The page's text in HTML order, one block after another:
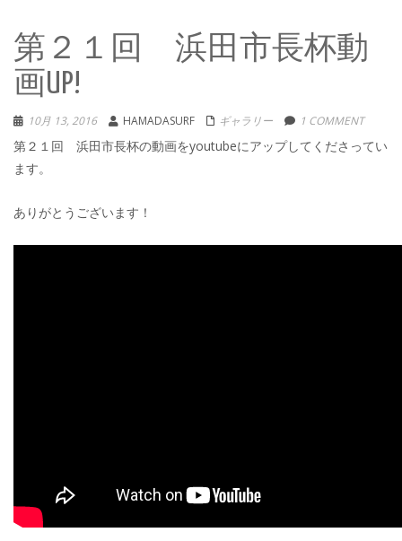
第２１回 浜田市長杯動
画UP!
10月 13, 2016 HAMADASURF ギャラリー 1 COMMENT
第２１回 浜田市長杯の動画をyoutubeにアップしてくださってい
ます。
ありがとうございます！